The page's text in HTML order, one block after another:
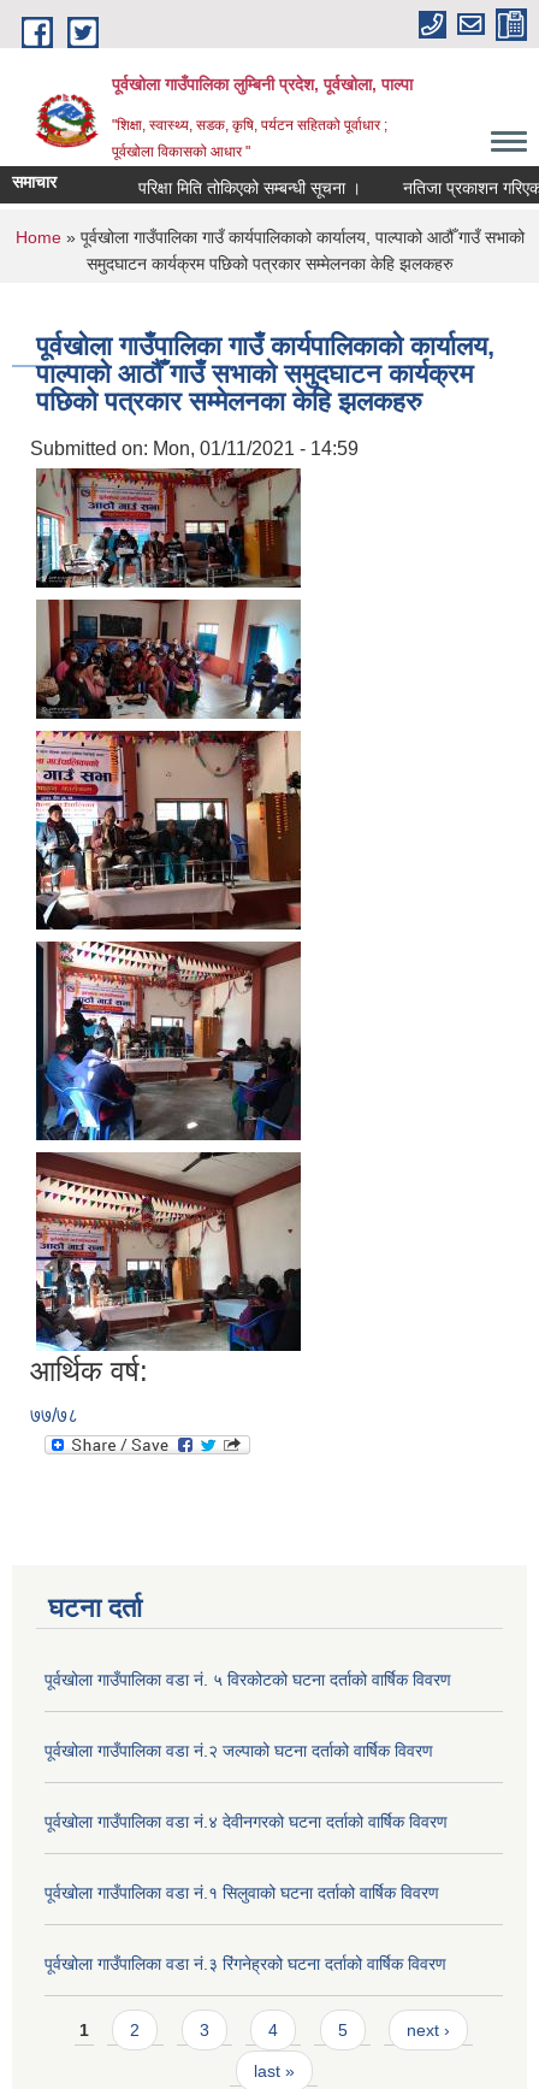
Skip to main content
पूर्वखोला गाउँपालिका लुम्बिनी प्रदेश, पूर्वखोला, पाल्पा
"शिक्षा, स्वास्थ्य, सडक, कृषि, पर्यटन सहितको पूर्वाधार ;
पूर्वखोला विकासको आधार "
समाचार परिक्षा मिति तोकिएको सम्बन्धी सूचना । नतिजा प्रकाशन गरिएको
You are here
Home» पूर्वखोला गाउँपालिका गाउँ कार्यपालिकाको कार्यालय, पाल्पाको आठौँ गाउँ सभाको
समुदघाटन कार्यक्रम पछिको पत्रकार सम्मेलनका केहि झलकहरु
पूर्वखोला गाउँपालिका गाउँ कार्यपालिकाको कार्यालय,
पाल्पाको आठौँ गाउँ सभाको समुदघाटन कार्यक्रम
पछिको पत्रकार सम्मेलनका केहि झलकहरु
Submitted on: Mon, 01/11/2021 - 14:59
आर्थिक वर्ष:
७७/७८
घटना दर्ता
पूर्वखोला गाउँपालिका वडा नं. ५ विरकोटको घटना दर्ताको वार्षिक विवरण
पूर्वखोला गाउँपालिका वडा नं.२ जल्पाको घटना दर्ताको वार्षिक विवरण
पूर्वखोला गाउँपालिका वडा नं.४ देवीनगरको घटना दर्ताको वार्षिक विवरण
पूर्वखोला गाउँपालिका वडा नं.१ सिलुवाको घटना दर्ताको वार्षिक विवरण
पूर्वखोला गाउँपालिका वडा नं.३ रिंगनेह्रको घटना दर्ताको वार्षिक विवरण
Pages
1 2 3 4 5 next ›
last »